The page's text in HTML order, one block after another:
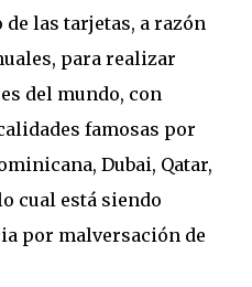
las tarjetas, a razón
para realizar
del mundo, con
famosas por
Dubai, Qatar,
cual está siendo
por malversación de